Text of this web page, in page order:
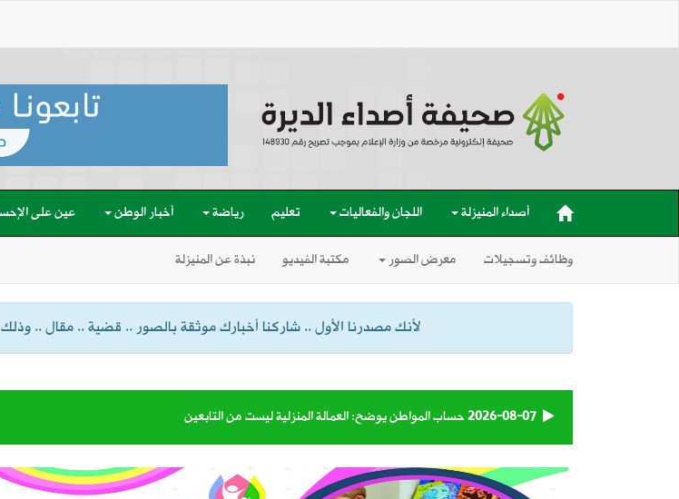
أصداء المنيزلة اللجان والفعاليات تعليم رياضة أخبار الوطن عين على
وظائف وتسجيلات معرض الصور مكتبة الفيديو نبذة عن المنيزلة
لأنك مصدرنا الأول .. شاركنا أخبارك موثقة بالصور .. قضية .. مقال .. وذلك
2026-08-07حساب المواطن يوضح: العمالة المنزلية ليست من التابعين
2026-08-07اقتران الثريا بالقمر يعلن اقتراب نهاية الصيف في سماء المملكة